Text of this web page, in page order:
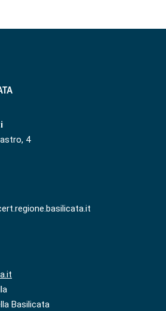
4
Basilicata